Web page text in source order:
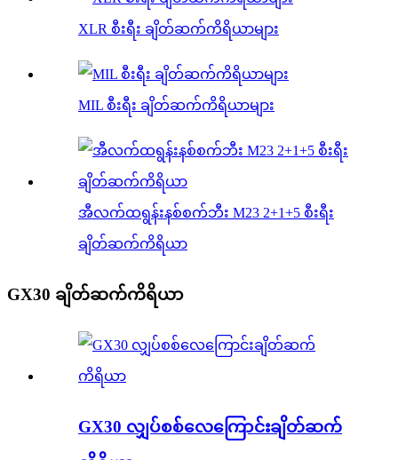
XLR စီးရီး ချိတ်ဆက်ကိရိယာများ
MIL စီးရီး ချိတ်ဆက်ကိရိယာများ
အီလက်ထရွန်းနစ်စက်ဘီး M23 2+1+5 စီးရီး
ချိတ်ဆက်ကိရိယာ
GX30 ချိတ်ဆက်ကိရိယာ
GX30 လျှပ်စစ်လေကြောင်းချိတ်ဆက်